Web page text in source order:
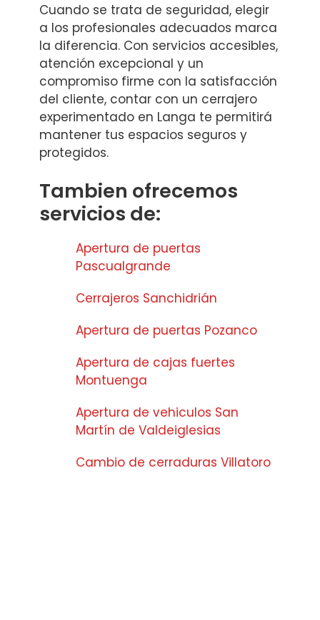
Cuando se trata de seguridad, elegir
a los profesionales adecuados marca
la diferencia. Con servicios accesibles,
atención excepcional y un
compromiso firme con la satisfacción
del cliente, contar con un cerrajero
experimentado en Langa te permitirá
mantener tus espacios seguros y
protegidos.
Tambien ofrecemos
servicios de:
Apertura de puertas
Pascualgrande
Cerrajeros Sanchidrián
Apertura de puertas Pozanco
Apertura de cajas fuertes
Montuenga
Apertura de vehiculos San
Martín de Valdeiglesias
Cambio de cerraduras Villatoro